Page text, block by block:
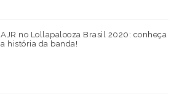
AJR no Lollapalooza Brasil 2020: conheça
a história da banda!